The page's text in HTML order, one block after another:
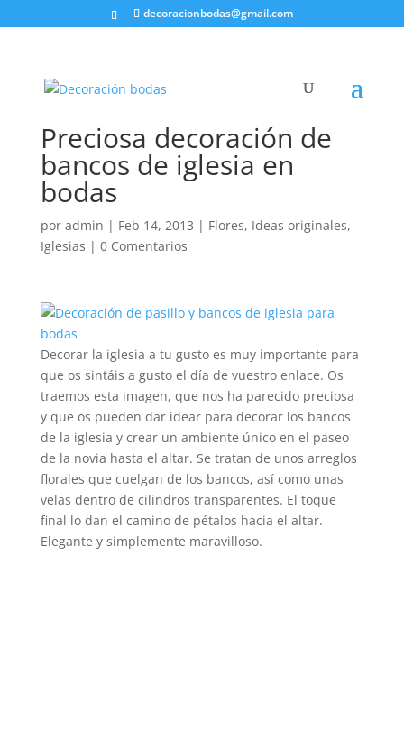
decoracionbodas@gmail.com
Preciosa decoración de
bancos de iglesia en
bodas
por admin | Feb 14, 2013 | Flores, Ideas originales,
Iglesias | 0 Comentarios
Decorar la iglesia a tu gusto es muy importante para
que os sintáis a gusto el día de vuestro enlace. Os
traemos esta imagen, que nos ha parecido preciosa
y que os pueden dar idear para decorar los bancos
de la iglesia y crear un ambiente único en el paseo
de la novia hasta el altar. Se tratan de unos arreglos
florales que cuelgan de los bancos, así como unas
velas dentro de cilindros transparentes. El toque
final lo dan el camino de pétalos hacia el altar.
Elegante y simplemente maravilloso.